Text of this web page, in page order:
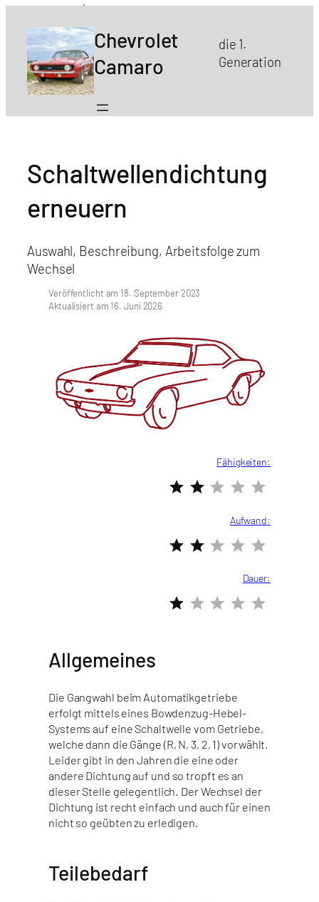
Chevrolet
Camaro
die 1.
Generation
Schaltwellendichtung
erneuern
Auswahl, Beschreibung, Arbeitsfolge zum
Wechsel
Veröffentlicht am 18. September 2023
Aktualisiert am 16. Juni 2026
Fähigkeiten:
Aufwand:
Dauer:
Allgemeines
Die Gangwahl beim Automatikgetriebe
erfolgt mittels eines Bowdenzug-Hebel-
Systems auf eine Schaltwelle vom Getriebe,
welche dann die Gänge (R, N, 3, 2, 1) vorwählt.
Leider gibt in den Jahren die eine oder
andere Dichtung auf und so tropft es an
dieser Stelle gelegentlich. Der Wechsel der
Dichtung ist recht einfach und auch für einen
nicht so geübten zu erledigen.
Teilebedarf